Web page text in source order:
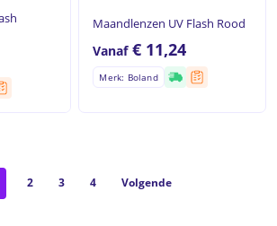
Geen producten in de
winkelwagen.
Maandlenzen UV Flash Rood
Vanaf€ 11,24
Merk: Boland
2 3 4 Volgende